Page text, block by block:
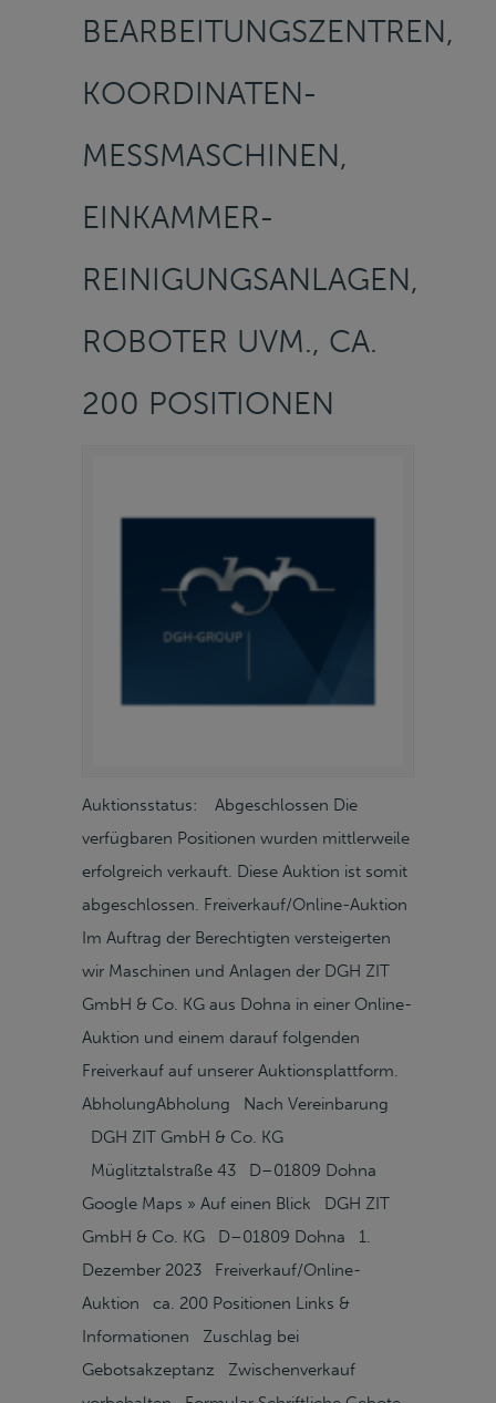
BEARBEITUNGSZENTREN,
KOORDINATEN-
MESSMASCHINEN,
EINKAMMER-
REINIGUNGSANLAGEN,
ROBOTER UVM., CA.
200 POSITIONEN
Auktionsstatus: Abgeschlossen Die
verfügbaren Positionen wurden mittlerweile
erfolgreich verkauft. Diese Auktion ist somit
abgeschlossen. Freiverkauf/Online-Auktion
Im Auftrag der Berechtigten versteigerten
wir Maschinen und Anlagen der DGH ZIT
GmbH & Co. KG aus Dohna in einer Online-
Auktion und einem darauf folgenden
Freiverkauf auf unserer Auktionsplattform.
AbholungAbholung Nach Vereinbarung
DGH ZIT GmbH & Co. KG
Müglitztalstraße 43 D–01809 Dohna
Google Maps » Auf einen Blick DGH ZIT
GmbH & Co. KG D–01809 Dohna 1.
Dezember 2023 Freiverkauf/Online-
Auktion ca. 200 Positionen Links &
Informationen Zuschlag bei
Gebotsakzeptanz Zwischenverkauf